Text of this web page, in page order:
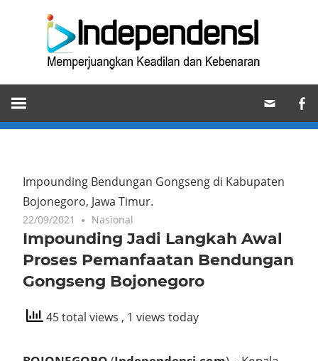
Memperjuangkan
Keadilan
dan
Impounding Bendungan Gongseng di Kabupaten
Bojonegoro, Jawa Timur.
22/09/2021 Nasional
Impounding Jadi Langkah Awal
Proses Pemanfaatan Bendungan
Gongseng Bojonegoro
45 total views , 1 views today